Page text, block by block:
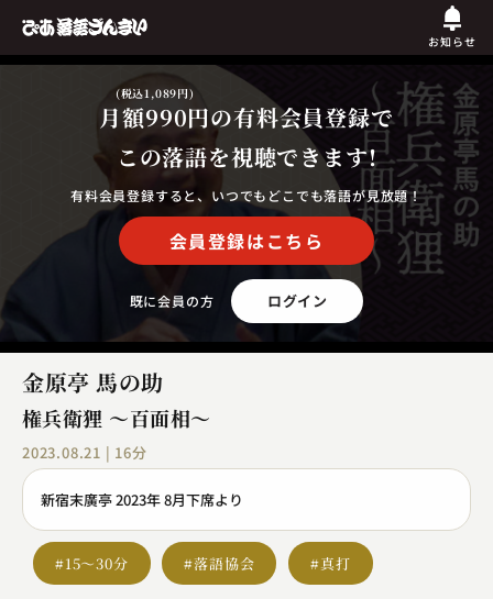
お知らせ
月額990円
(税込1,089円)
の有料会員登録で
この落語を視聴できます!
有料会員登録すると、いつでもどこでも落語が見放題！
会員登録はこちら
既に会員の方 ログイン
金原亭 馬の助
権兵衛狸 ～百面相～
2023.08.21 | 16分
新宿末廣亭 2023年 8月下席より
#15～30分 #落語協会 #真打